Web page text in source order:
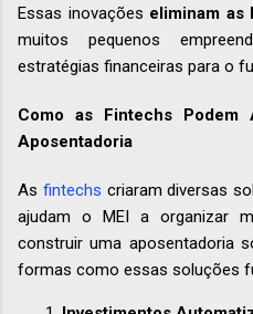
Essas inovações eliminam as
muitos pequenos
estratégias financeiras para o
Como as Fintechs
Aposentadoria
As fintechs criaram diversas
ajudam o MEI a organizar
construir uma aposentadoria
formas como essas soluções